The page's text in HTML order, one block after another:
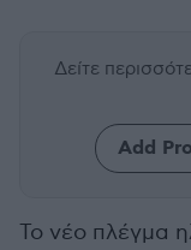
Δείτε
Add
Το νέο πλέγμα